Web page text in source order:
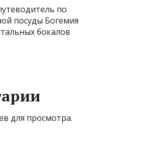
по
посуды Богемия
бокалов
для просмотра.